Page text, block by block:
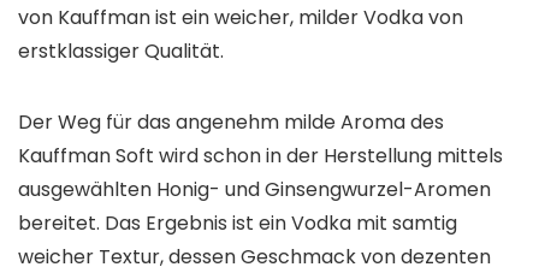
von Kauffman ist ein weicher, milder Vodka von
erstklassiger Qualität.
Der Weg für das angenehm milde Aroma des
Kauffman Soft wird schon in der Herstellung mittels
ausgewählten Honig- und Ginsengwurzel-Aromen
bereitet. Das Ergebnis ist ein Vodka mit samtig
weicher Textur, dessen Geschmack von dezenten